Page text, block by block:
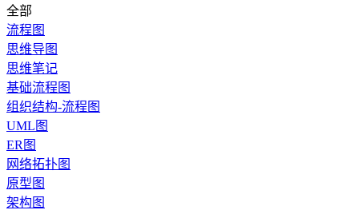
全部
流程图
思维导图
思维笔记
基础流程图
组织结构-流程图
UML图
ER图
网络拓扑图
原型图
架构图